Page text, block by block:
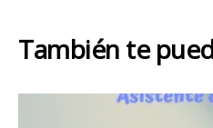
También te